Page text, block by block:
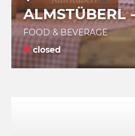
ALMSTÜBERL
FOOD & BEVERAGE
closed